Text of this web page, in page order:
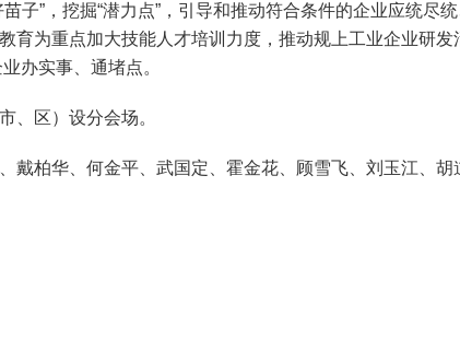
”，挖掘“潜力点”，引导和推动符合条件的企业应统尽
为重点加大技能人才培训力度，推动规上工业企业研
办实事、通堵点。
区）设分会场。
柏华、何金平、武国定、霍金花、顾雪飞、刘玉江、胡